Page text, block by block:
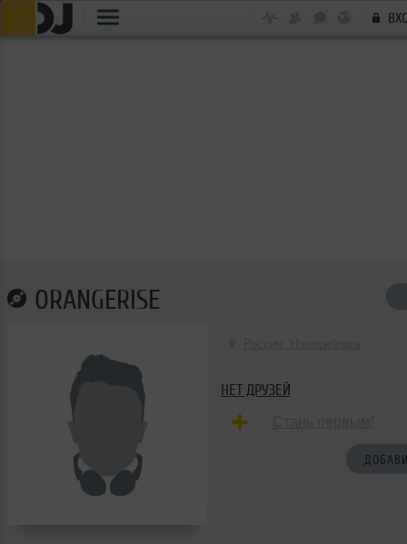
ORANGERISE
НЕТ ДРУЗЕЙ